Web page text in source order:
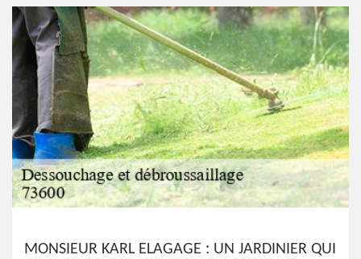
MONSIEUR KARL ELAGAGE : UN JARDINIER QUI